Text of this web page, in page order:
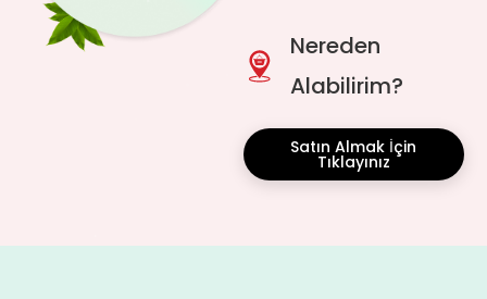
Nereden
Alabilirim?
Satın Almak İçin
Tıklayınız